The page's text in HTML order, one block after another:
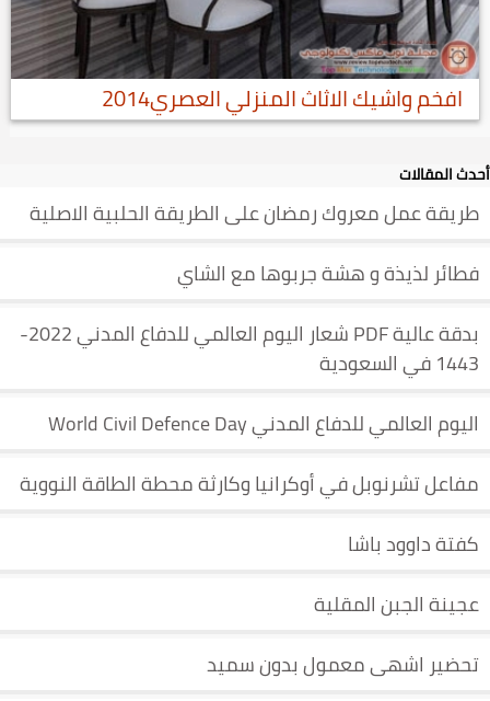
افخم واشيك الاثاث المنزلي العصري2014
أحدث المقالات
طريقة عمل معروك رمضان على الطريقة الحلبية الاصلية
فطائر لذيذة و هشة جربوها مع الشاي
بدقة عالية PDF شعار اليوم العالمي للدفاع المدني 2022-
1443 في السعودية
اليوم العالمي للدفاع المدني World Civil Defence Day
مفاعل تشرنوبل في أوكرانيا وكارثة محطة الطاقة النووية
كفتة داوود باشا
عجينة الجبن المقلية
تحضير اشهى معمول بدون سميد